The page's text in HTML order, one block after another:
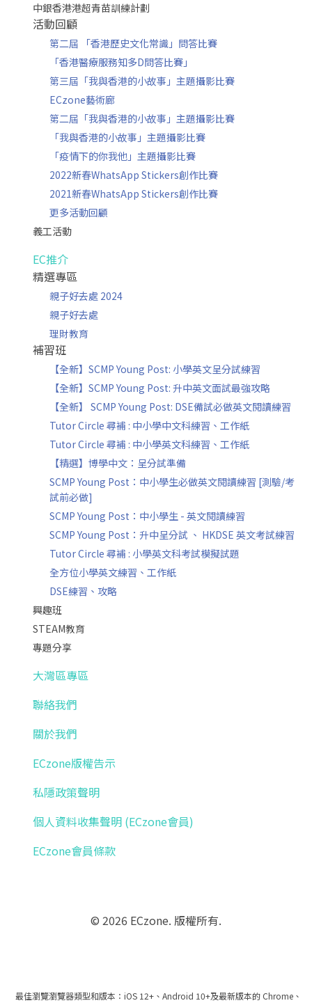
中銀香港港超青苗訓練計劃
活動回顧
第二屆 「香港歷史文化常識」問答比賽
「香港醫療服務知多D問答比賽」
第三屆「我與香港的小故事」主題攝影比賽
ECzone藝術廊
第二屆「我與香港的小故事」主題攝影比賽
「我與香港的小故事」主題攝影比賽
「疫情下的你我他」主題攝影比賽
2022新春WhatsApp Stickers創作比賽
2021新春WhatsApp Stickers創作比賽
更多活動回顧
義工活動
EC推介
精選專區
親子好去處 2024
親子好去處
理財教育
補習班
【全新】SCMP Young Post: 小學英文呈分試練習
【全新】SCMP Young Post: 升中英文面試最強攻略
【全新】 SCMP Young Post: DSE備試必做英文閱讀練習
Tutor Circle 尋補 : 中小學中文科練習、工作紙
Tutor Circle 尋補 : 中小學英文科練習、工作紙
【精選】博學中文：呈分試準備
SCMP Young Post：中小學生必做英文閱讀練習 [測驗/考
試前必做]
SCMP Young Post：中小學生 - 英文閱讀練習
SCMP Young Post：升中呈分試 、 HKDSE 英文考試練習
Tutor Circle 尋補 : 小學英文科考試模擬試題
全方位小學英文練習、工作紙
DSE練習、攻略
興趣班
STEAM教育
專題分享
大灣區專區
聯絡我們
關於我們
ECzone版權告示
私隱政策聲明
個人資料收集聲明 (ECzone會員)
ECzone會員條款
© 2026 ECzone. 版權所有.
最佳瀏覽瀏覽器類型和版本：iOS 12+、Android 10+及最新版本的 Chrome、